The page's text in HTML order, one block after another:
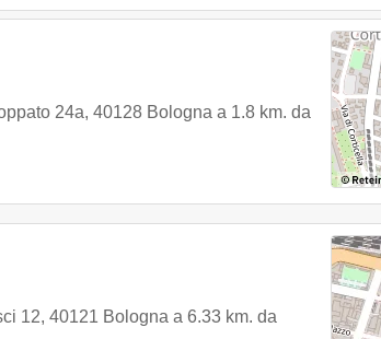
24a, 40128 Bologna a 1.8 km. da
12, 40121 Bologna a 6.33 km. da